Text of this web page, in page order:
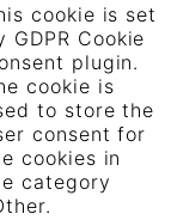
cookie is set
GDPR Cookie
plugin.
cookie is
to store the
consent for
cookies in
category